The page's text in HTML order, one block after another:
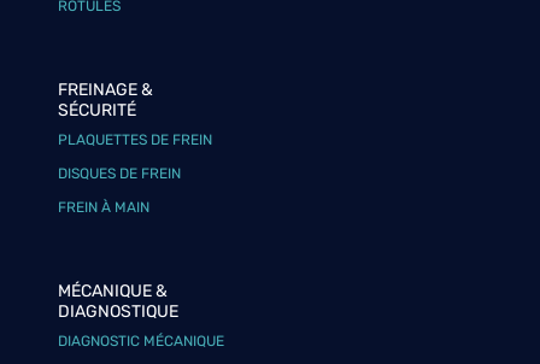
ROTULES
FREINAGE &
SÉCURITÉ
PLAQUETTES DE FREIN
DISQUES DE FREIN
FREIN À MAIN
MÉCANIQUE &
DIAGNOSTIQUE
DIAGNOSTIC MÉCANIQUE